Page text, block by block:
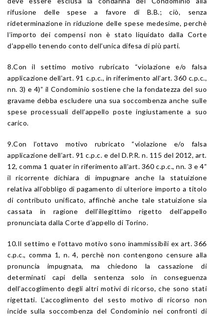
rifusione delle spese a favore di B.B.; ciò, senza
rideterminazione in riduzione delle spese medesime, perchè
l’importo dei compensi non è stato liquidato dalla Corte
d’appello tenendo conto dell’unica difesa di più parti.
8.Con il settimo motivo rubricato “violazione e/o falsa
applicazione dell’art. 91 c.p.c., in riferimento all’art. 360 c.p.c.,
nn. 3) e 4)” il Condominio sostiene che la fondatezza del suo
gravame debba escludere una sua soccombenza anche sulle
spese processuali dell’appello poste ingiustamente a suo
carico.
9.Con l’ottavo motivo rubricato “violazione e/o falsa
applicazione dell’art. 91 c.p.c. e del D.P.R. n. 115 del 2012, art.
12, comma 1 quater in riferimento all’art. 360 c.p.c., nn. 3 e 4”
il ricorrente dichiara di impugnare anche la statuizione
relativa all’obbligo di pagamento di ulteriore importo a titolo
di contributo unificato, affinchè anche tale statuizione sia
cassata in ragione dell’illegittimo rigetto dell’appello
pronunciata dalla Corte d’appello di Torino.
10.Il settimo e l’ottavo motivo sono inammissibili ex art. 366
c.p.c., comma 1, n. 4, perchè non contengono censure alla
pronuncia impugnata, ma chiedono la cassazione di
determinati capi della sentenza solo in conseguenza
dell’accoglimento degli altri motivi di ricorso, che sono stati
rigettati. L’accoglimento del sesto motivo di ricorso non
incide sulla soccombenza del Condominio nei confronti di